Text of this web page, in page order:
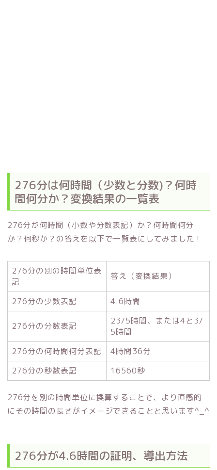
276分は何時間（少数と分数)？何時
間何分か？変換結果の一覧表
276分が何時間（小数や分数表記）か？何時間何分
か？何秒か？の答えを以下で一覧表にしてみました！
276分の別の時間単位表
記
答え（変換結果）
276分の少数表記 4.6時間
276分の分数表記
23/5時間、または4と3/
5時間
276分の何時間何分表記
4時間36分
276分の秒数表記
16560秒
276分を別の時間単位に換算することで、より直感的
にその時間の長さがイメージできることと思います^_^
276分が4.6時間の証明、導出方法